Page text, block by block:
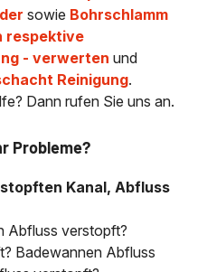
sowie Bohrschlamm
respektive
- verwerten und
Reinigung.
Dann rufen Sie uns an.
Probleme?
Kanal, Abfluss
Abfluss verstopft?
Badewannen Abfluss